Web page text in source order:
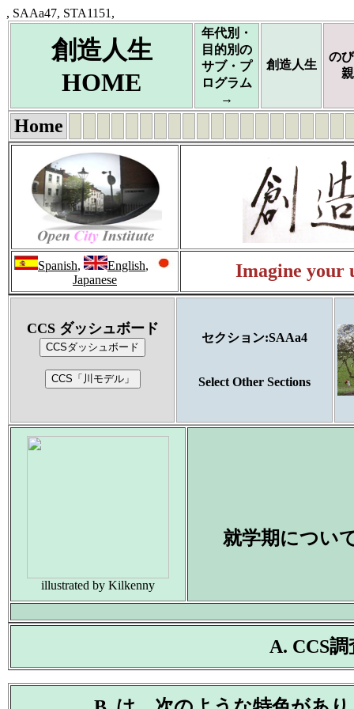
, SAAa47, STA1151,
創造人生
HOME
年代別・
目的別の
サブ・プ
ログラム
→
創造人生
の
Home
Spanish, English,
Japanese
Imagine your
CCS ダッシュボード
セクション:SAAa4
Select Other Sections
illustrated by Kilkenny
就学期につい
A. CCS